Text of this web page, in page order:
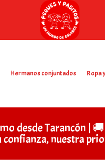
Hermanos conjuntados Ropa
desde Tarancón | 🚚
confianza, nuestra